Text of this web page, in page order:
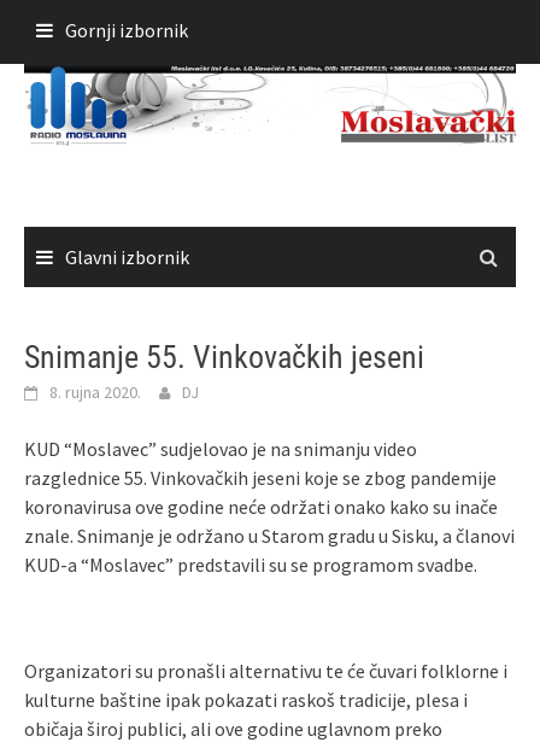
sadržaja
Gornji izbornik
Glavni izbornik
Snimanje 55. Vinkovačkih jeseni
8. rujna 2020. DJ
KUD “Moslavec” sudjelovao je na snimanju video
razglednice 55. Vinkovačkih jeseni koje se zbog pandemije
koronavirusa ove godine neće održati onako kako su inače
znale. Snimanje je održano u Starom gradu u Sisku, a članovi
KUD-a “Moslavec” predstavili su se programom svadbe.
Organizatori su pronašli alternativu te će čuvari folklorne i
kulturne baštine ipak pokazati raskoš tradicije, plesa i
običaja široj publici, ali ove godine uglavnom preko